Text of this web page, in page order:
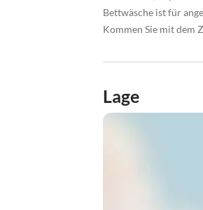
Bettwäsche ist für
Kommen Sie mit dem
Lage